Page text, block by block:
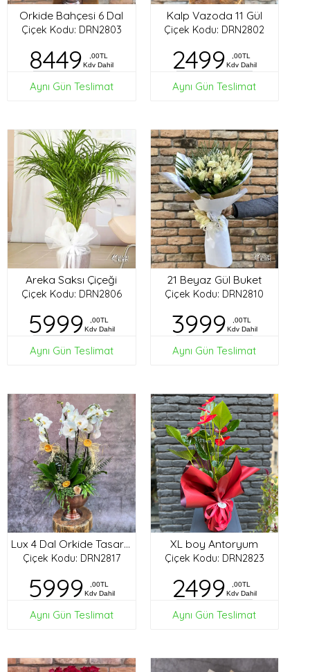
Orkide Bahçesi 6 Dal
Çiçek Kodu: DRN2803
8449
,00TL
Kdv Dahil
Aynı Gün Teslimat
Kalp Vazoda 11 Gül
Çiçek Kodu: DRN2802
2499
,00TL
Kdv Dahil
Aynı Gün Teslimat
Areka Saksı Çiçeği
Çiçek Kodu: DRN2806
5999
,00TL
Kdv Dahil
Aynı Gün Teslimat
21 Beyaz Gül Buket
Çiçek Kodu: DRN2810
3999
,00TL
Kdv Dahil
Aynı Gün Teslimat
Lux 4 Dal Orkide Tasarım
Çiçek Kodu: DRN2817
5999
,00TL
Kdv Dahil
Aynı Gün Teslimat
XL boy Antoryum
Çiçek Kodu: DRN2823
2499
,00TL
Kdv Dahil
Aynı Gün Teslimat